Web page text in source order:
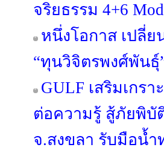
จริยธรรม 4+6
หนึ่งโอกาส เปลี่
“ทุนวิจิตรพงศ์พันธุ์
GULF เสริมเกร
ต่อความรู้ สู้ภัยพิบั
จ.สงขลา รับมือน้ำ